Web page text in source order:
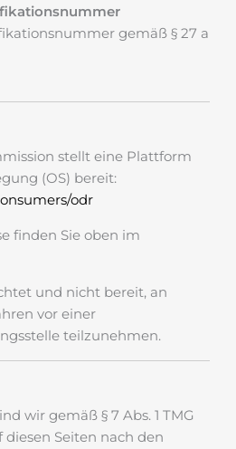
gemäß § 27 a
stellt eine Plattform
(OS) bereit:
odr
finden Sie oben im
und nicht bereit, an
vor einer
teilzunehmen.
wir gemäß § 7 Abs. 1 TMG
Seiten nach den